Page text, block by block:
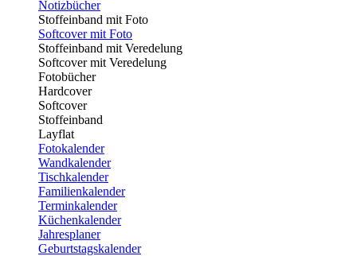
Notizbücher
Stoffeinband mit Foto
Softcover mit Foto
Stoffeinband mit Veredelung
Softcover mit Veredelung
Fotobücher
Hardcover
Softcover
Stoffeinband
Layflat
Fotokalender
Wandkalender
Tischkalender
Familienkalender
Terminkalender
Küchenkalender
Jahresplaner
Geburtstagskalender